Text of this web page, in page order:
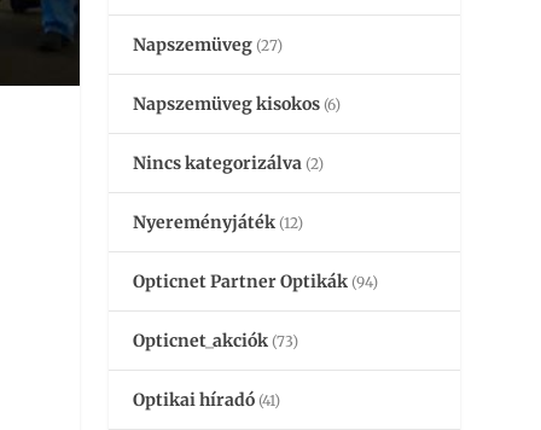
Napszemüveg (27)
Napszemüveg kisokos (6)
Nincs kategorizálva (2)
Nyereményjáték (12)
Opticnet Partner Optikák (94)
Opticnet_akciók (73)
Optikai híradó (41)